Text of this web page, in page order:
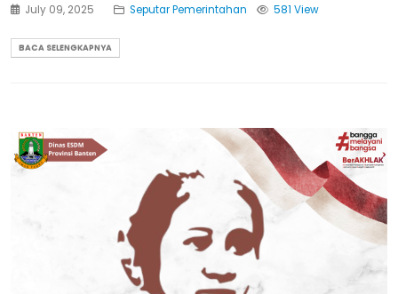
July 09, 2025 Seputar Pemerintahan 581 View
BACA SELENGKAPNYA